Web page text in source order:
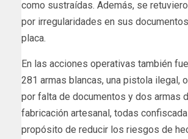
como sustraídas. Además, se
por irregularidades en sus
placa.
En las acciones operativas también
281 armas blancas, una pistola ilegal,
por falta de documentos y dos armas
fabricación artesanal, todas
propósito de reducir los riesgos de